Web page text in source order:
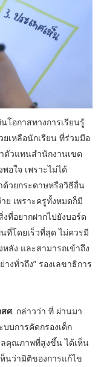
โอกาสทางการเรียนรู้
เหลือนักเรียน ที่ร่วมมือ
ตัวแทนสำนักงานเขต
อใจ เพราะไม่ได้
ด้วยกระดาษหรือวิธีอื่น
ย เพราะครูทั้งหมดก็มี
ที่อยากฝากไปยังบอร์ด
ที่โดยเร็วที่สุด ไม่ควรมี
ลัง และสามารถเข้าถึง
งทั่วถึง” รองเลขาธิการ
สศ. กล่าวว่า ที่ ผ่านมา
บการคัดกรองเด็ก
ลคุณภาพที่สูงขึ้น ได้เห็น
นว่ามิติของการแก้ไข